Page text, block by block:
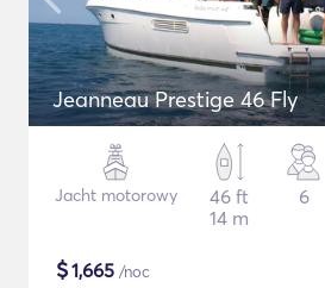
Jeanneau Prestige 46 Fly
Jacht motorowy
46 ft
14 m
6
$1,665 /noc